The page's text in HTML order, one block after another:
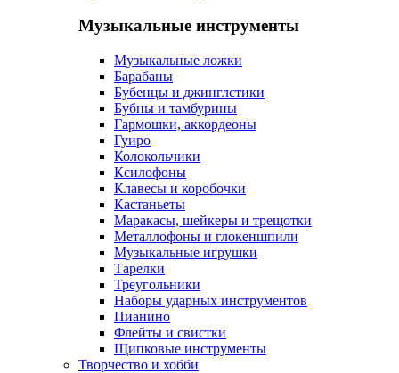
Музыкальные инструменты
Музыкальные ложки
Барабаны
Бубенцы и джинглстики
Бубны и тамбурины
Гармошки, аккордеоны
Гуиро
Колокольчики
Ксилофоны
Клавесы и коробочки
Кастаньеты
Маракасы, шейкеры и трещотки
Металлофоны и глокеншпили
Музыкальные игрушки
Тарелки
Треугольники
Наборы ударных инструментов
Пианино
Флейты и свистки
Щипковые инструменты
Творчество и хобби